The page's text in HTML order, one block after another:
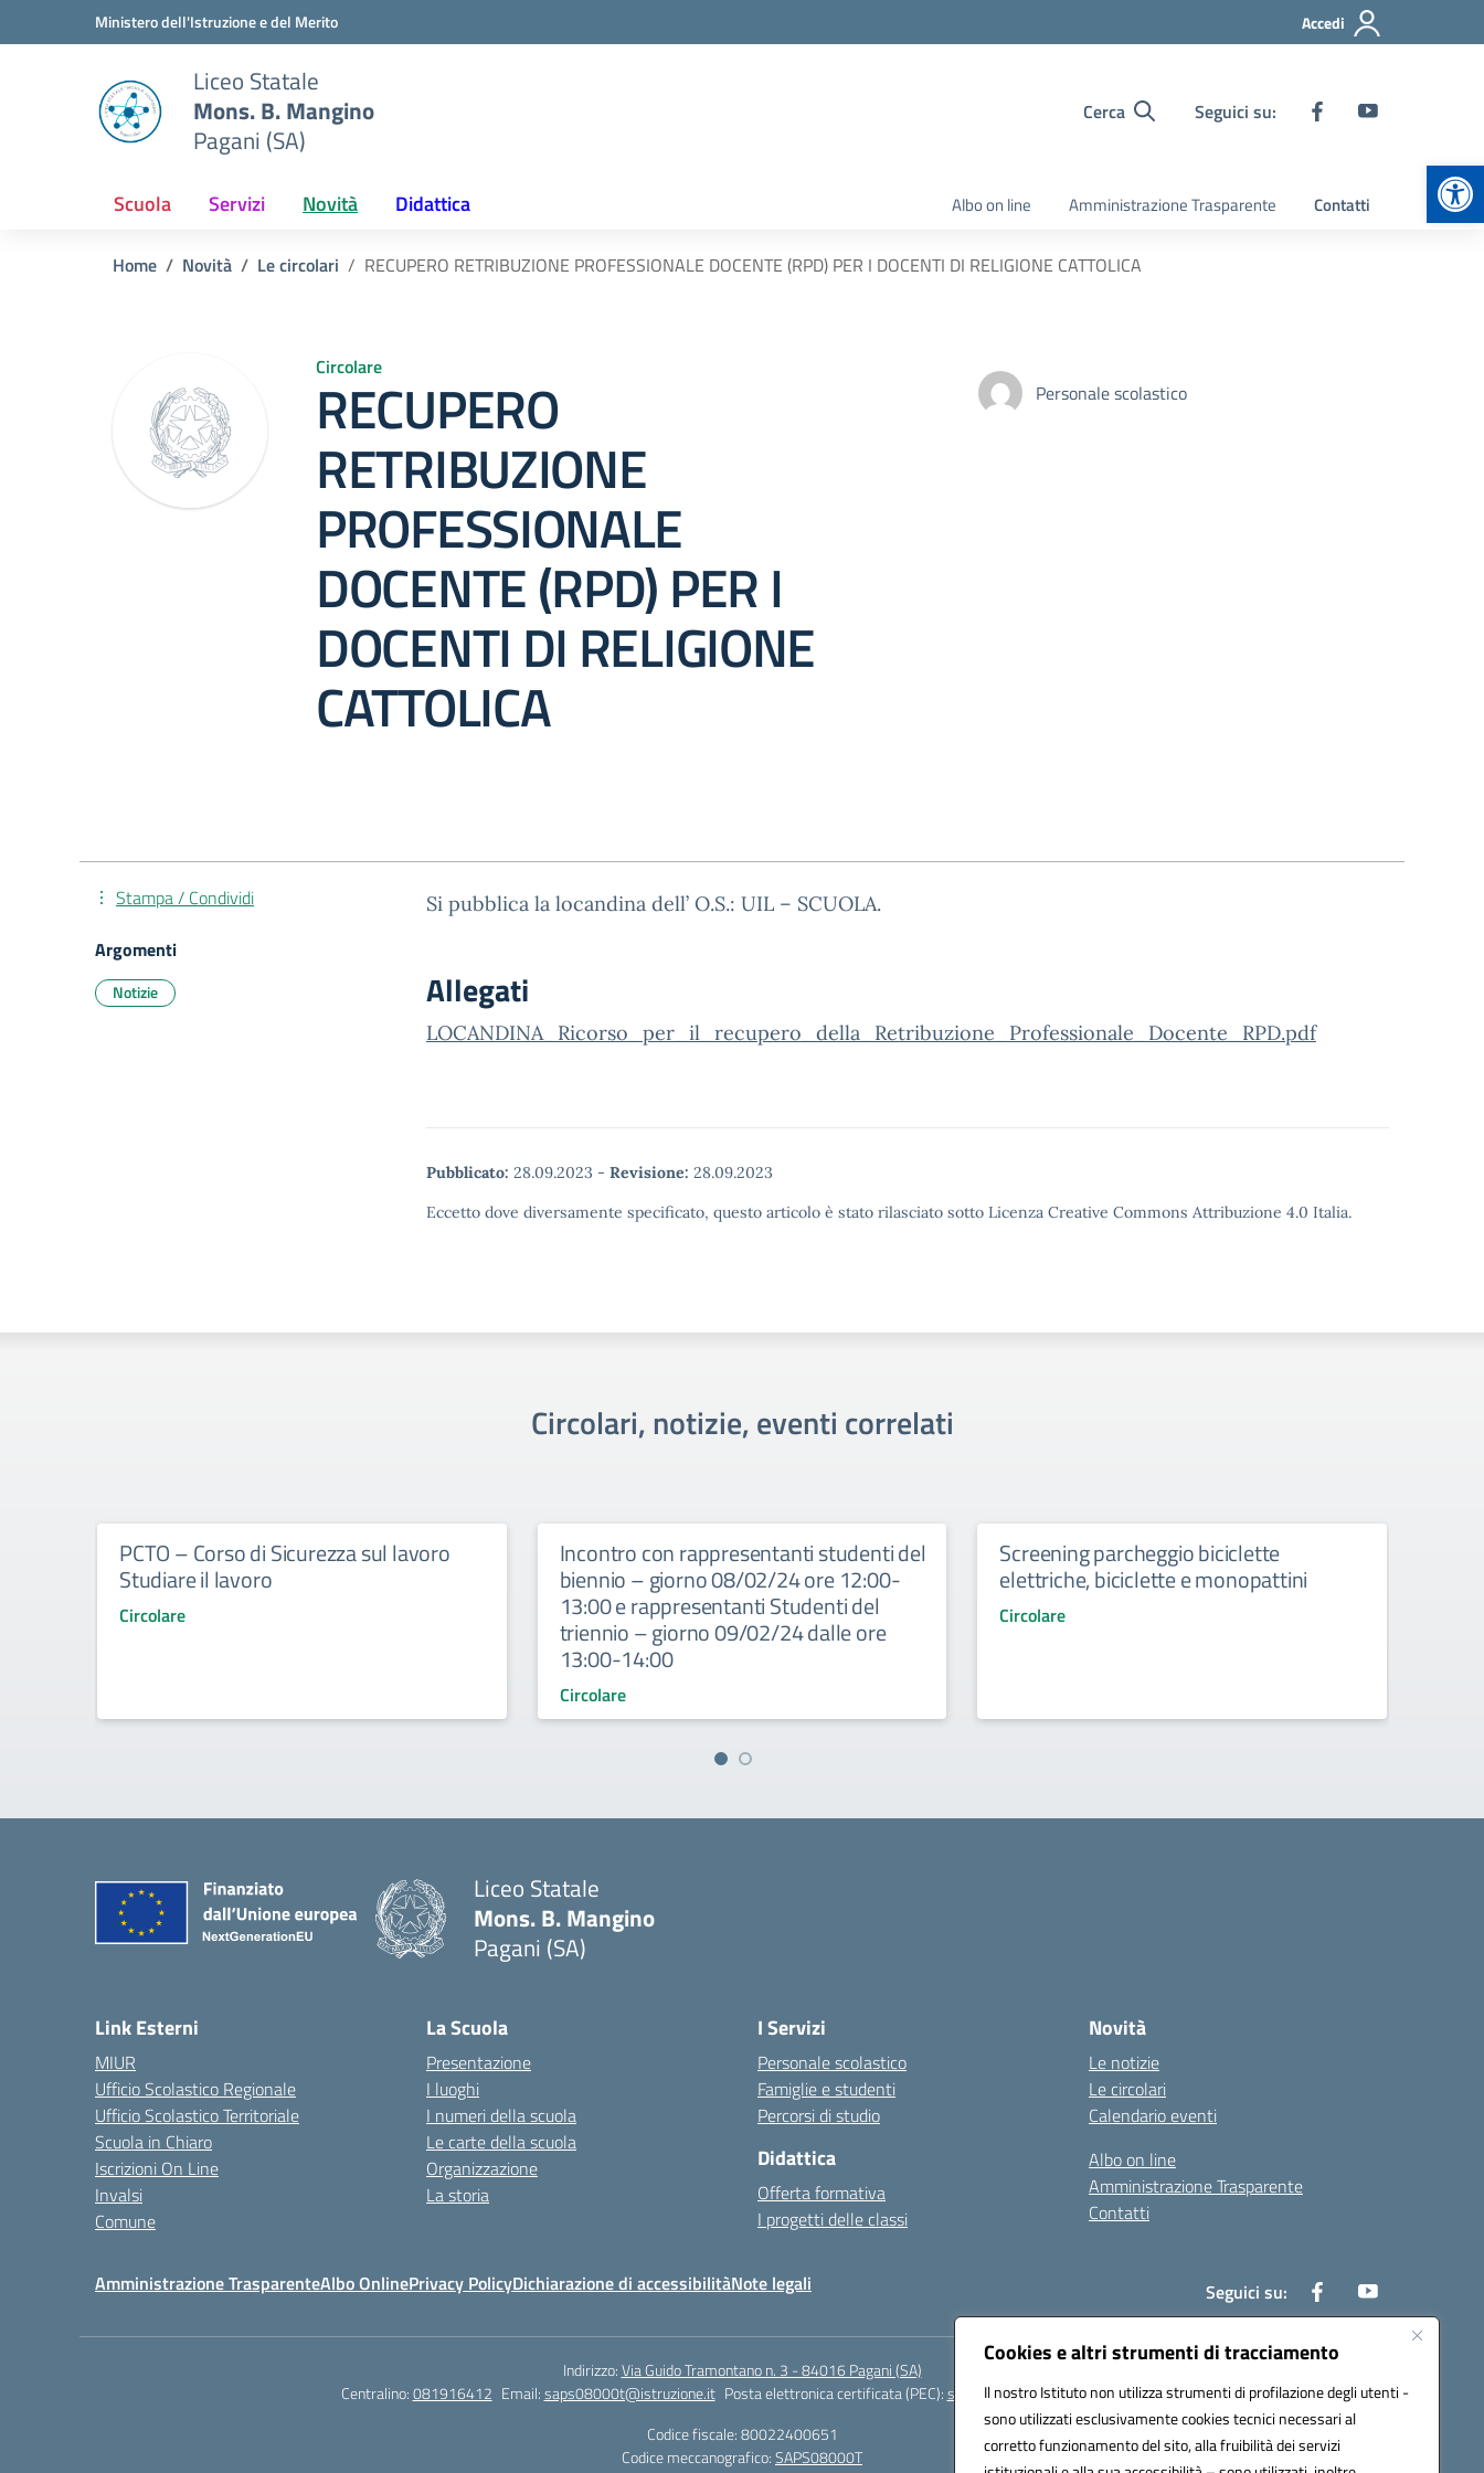
Cookies e altri strumenti di tracciamento
Il nostro Istituto non utilizza strumenti di profilazione degli utenti -
sono utilizzati esclusivamente cookies tecnici necessari al
corretto funzionamento del sito, alla fruibilità dei servizi
Vai ai contenuti
Vai al menu di navigazioneMinistero dell'Istruzione e del Merito Accedi
Liceo Statale
Mons. B. Mangino
Pagani (SA)
Cerca Seguici su:
Scuola Servizi Novità Didattica Albo on line Amministrazione Trasparente Contatti
Home Novità Le circolari RECUPERO RETRIBUZIONE PROFESSIONALE DOCENTE (RPD) PER I DOCENTI DI RELIGIONE CATTOLICA
Circolare
RECUPERO
RETRIBUZIONE
PROFESSIONALE
DOCENTE (RPD) PER I
DOCENTI DI RELIGIONE
CATTOLICA
Personale scolastico
Si pubblica la locandina dell’ O.S.: UIL – SCUOLA.
Allegati
LOCANDINA_Ricorso_per_il_recupero_della_Retribuzione_Professionale_Docente_RPD.pdf
Pubblicato: 28.09.2023 - Revisione: 28.09.2023
Eccetto dove diversamente specificato, questo articolo è stato rilasciato sotto Licenza Creative Commons Attribuzione 4.0 Italia.
Stampa / Condividi
Argomenti
Notizie
Circolari, notizie, eventi correlati
PCTO – Corso di Sicurezza sul lavoro
Studiare il lavoro
Circolare
Incontro con rappresentanti studenti del
biennio – giorno 08/02/24 ore 12:00-
13:00 e rappresentanti Studenti del
triennio – giorno 09/02/24 dalle ore
13:00-14:00
Circolare
Screening parcheggio biciclette
elettriche, biciclette e monopattini
Circolare
Liceo Statale
Mons. B. Mangino
Pagani (SA)
Link Esterni
MIUR
Ufficio Scolastico Regionale
Ufficio Scolastico Territoriale
Scuola in Chiaro
Iscrizioni On Line
Invalsi
Comune
La Scuola
Presentazione
I luoghi
I numeri della scuola
Le carte della scuola
Organizzazione
La storia
I Servizi
Personale scolastico
Famiglie e studenti
Percorsi di studio
Didattica
Offerta formativa
I progetti delle classi
Novità
Le notizie
Le circolari
Calendario eventi
Albo on line
Amministrazione Trasparente
Contatti
Amministrazione TrasparenteAlbo OnlinePrivacy PolicyDichiarazione di accessibilitàNote legali Seguici su:
Indirizzo:Via Guido Tramontano n. 3 - 84016 Pagani (SA)
Centralino:081916412 Email:saps08000t@istruzione.it Posta elettronica certificata (PEC):saps08000t@pec.istruzione.it
Codice fiscale: 80022400651
Codice meccanografico:SAPS08000T